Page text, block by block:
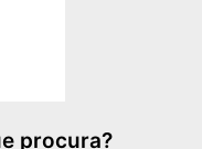
procura?